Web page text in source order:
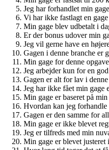
Jeg har forhandlet min
Vi har ikke fastlagt en
Min gage blev udbetalt i
Er der bonus udover min
Jeg vil gerne have en
Gagen i denne branche er
Min gage for denne
Jeg arbejder kun for en
Gagen er alt for lav i
Jeg har ikke fået min gage
Min gage er baseret på
Hvordan kan jeg forhandle
Gagen er den samme for
Min gage er ikke blevet
Jeg er tilfreds med min
Min gage er blevet